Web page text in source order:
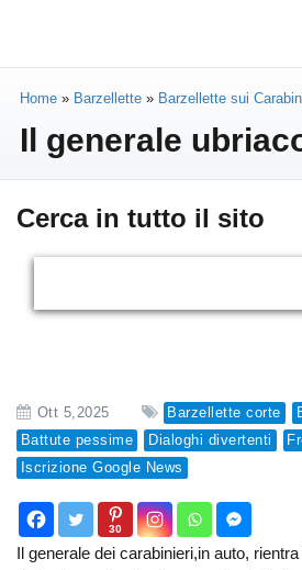
Home » Barzellette » Barzellette sui
Il generale
Cerca in tutto il sito
Ott 5,2025 Barzellette corte
Battute pessime
Dialoghi divertenti
Iscrizione Google News
30
Il generale dei carabinieri,in auto,